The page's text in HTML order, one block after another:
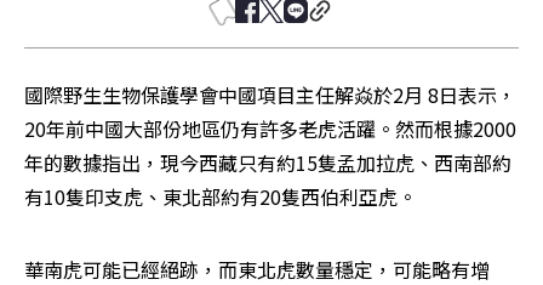
國際野生生物保護學會中國項目主任解焱於2月 8日表示，
20年前中國大部份地區仍有許多老虎活躍。然而根據2000
年的數據指出，現今西藏只有約15隻孟加拉虎、西南部約
有10隻印支虎、東北部約有20隻西伯利亞虎。
華南虎可能已經絕跡，而東北虎數量穩定，可能略有增